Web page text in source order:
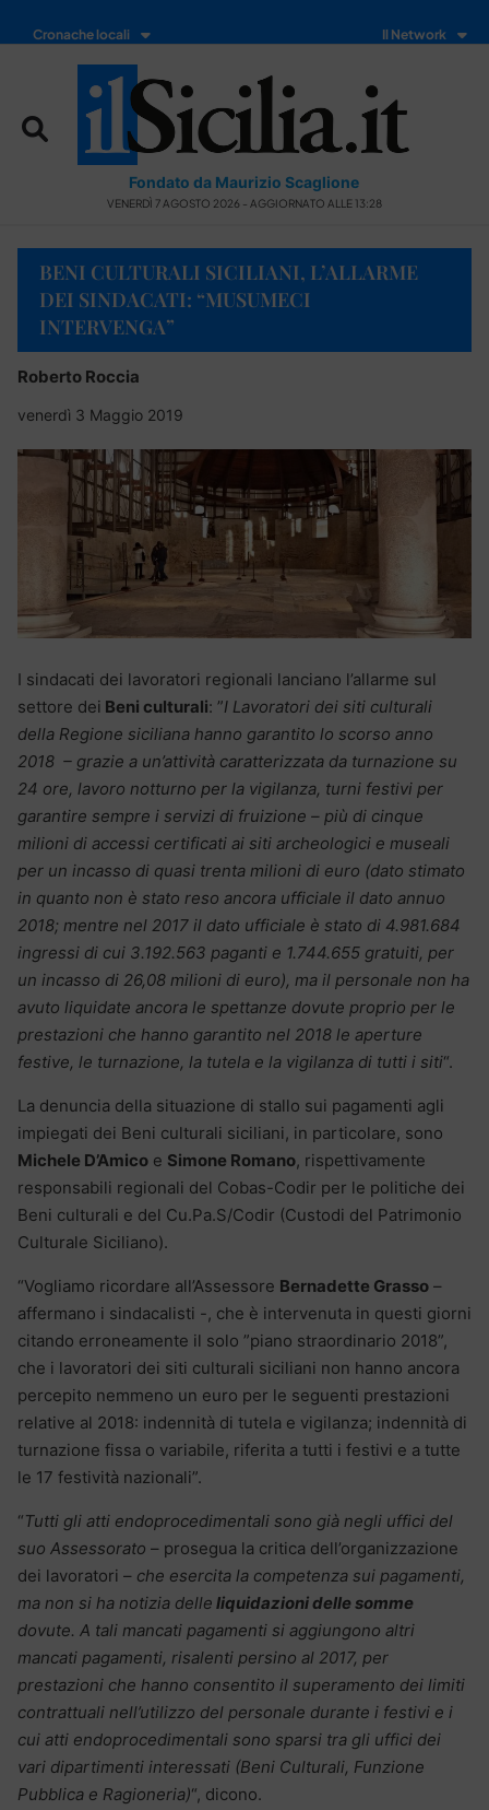
Cronache locali Il Network
Fondato da Maurizio Scaglione
VENERDÌ 7 AGOSTO 2026 - AGGIORNATO ALLE 13:28
BENI CULTURALI SICILIANI, L’ALLARME
DEI SINDACATI: “MUSUMECI
INTERVENGA”
Roberto Roccia
venerdì 3 Maggio 2019
I sindacati dei lavoratori regionali lanciano l’allarme sul
settore dei Beni culturali: ”I Lavoratori dei siti culturali
della Regione siciliana hanno garantito lo scorso anno
2018 – grazie a un’attività caratterizzata da turnazione su
24 ore, lavoro notturno per la vigilanza, turni festivi per
garantire sempre i servizi di fruizione – più di cinque
milioni di accessi certificati ai siti archeologici e museali
per un incasso di quasi trenta milioni di euro (dato stimato
in quanto non è stato reso ancora ufficiale il dato annuo
2018; mentre nel 2017 il dato ufficiale è stato di 4.981.684
ingressi di cui 3.192.563 paganti e 1.744.655 gratuiti, per
un incasso di 26,08 milioni di euro), ma il personale non ha
avuto liquidate ancora le spettanze dovute proprio per le
prestazioni che hanno garantito nel 2018 le aperture
festive, le turnazione, la tutela e la vigilanza di tutti i siti“.
La denuncia della situazione di stallo sui pagamenti agli
impiegati dei Beni culturali siciliani, in particolare, sono
Michele D’Amico e Simone Romano, rispettivamente
responsabili regionali del Cobas-Codir per le politiche dei
Beni culturali e del Cu.Pa.S/Codir (Custodi del Patrimonio
Culturale Siciliano).
“Vogliamo ricordare all’Assessore Bernadette Grasso –
affermano i sindacalisti -, che è intervenuta in questi giorni
citando erroneamente il solo ”piano straordinario 2018”,
che i lavoratori dei siti culturali siciliani non hanno ancora
percepito nemmeno un euro per le seguenti prestazioni
relative al 2018: indennità di tutela e vigilanza; indennità di
turnazione fissa o variabile, riferita a tutti i festivi e a tutte
le 17 festività nazionali”.
“Tutti gli atti endoprocedimentali sono già negli uffici del
suo Assessorato – prosegua la critica dell’organizzazione
dei lavoratori – che esercita la competenza sui pagamenti,
ma non si ha notizia delle liquidazioni delle somme
dovute. A tali mancati pagamenti si aggiungono altri
mancati pagamenti, risalenti persino al 2017, per
prestazioni che hanno consentito il superamento dei limiti
contrattuali nell’utilizzo del personale durante i festivi e i
cui atti endoprocedimentali sono sparsi tra gli uffici dei
vari dipartimenti interessati (Beni Culturali, Funzione
Pubblica e Ragioneria)“, dicono.